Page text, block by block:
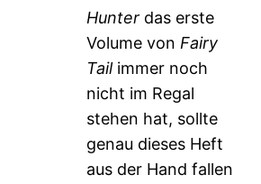
Hunter das erste
Volume vonFairy
Tailimmer noch
nicht im Regal
stehen hat, sollte
genau dieses Heft
aus der Hand fallen